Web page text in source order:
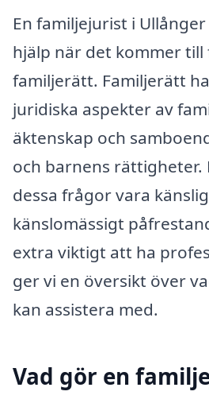
En familjejurist i
hjälp när det kommer
familjerätt. Familjerätt
juridiska aspekter av
äktenskap och
och barnens rättigheter.
dessa frågor vara
känslomässigt
extra viktigt att ha
ger vi en översikt över
kan assistera med.
Vad gör en